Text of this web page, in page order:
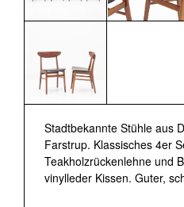
Stadtbekannte Stühle aus
Farstrup. Klassisches 4er
Teakholzrückenlehne und
vinylleder Kissen. Guter,